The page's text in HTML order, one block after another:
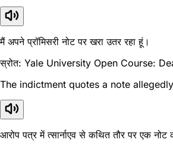
मैं अपने प्रॉमिसरी नोट पर खरा उतर रहा हूं।
स्रोत: Yale University Open Course:
The indictment quotes a note
आरोप पत्र में त्सार्नाएव से कथित तौर पर एक नोट